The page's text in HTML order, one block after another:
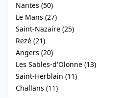
Nantes (50)
Le Mans (27)
Saint-Nazaire (25)
Rezé (21)
Angers (20)
Les Sables-d'Olonne (13)
Saint-Herblain (11)
Challans (11)